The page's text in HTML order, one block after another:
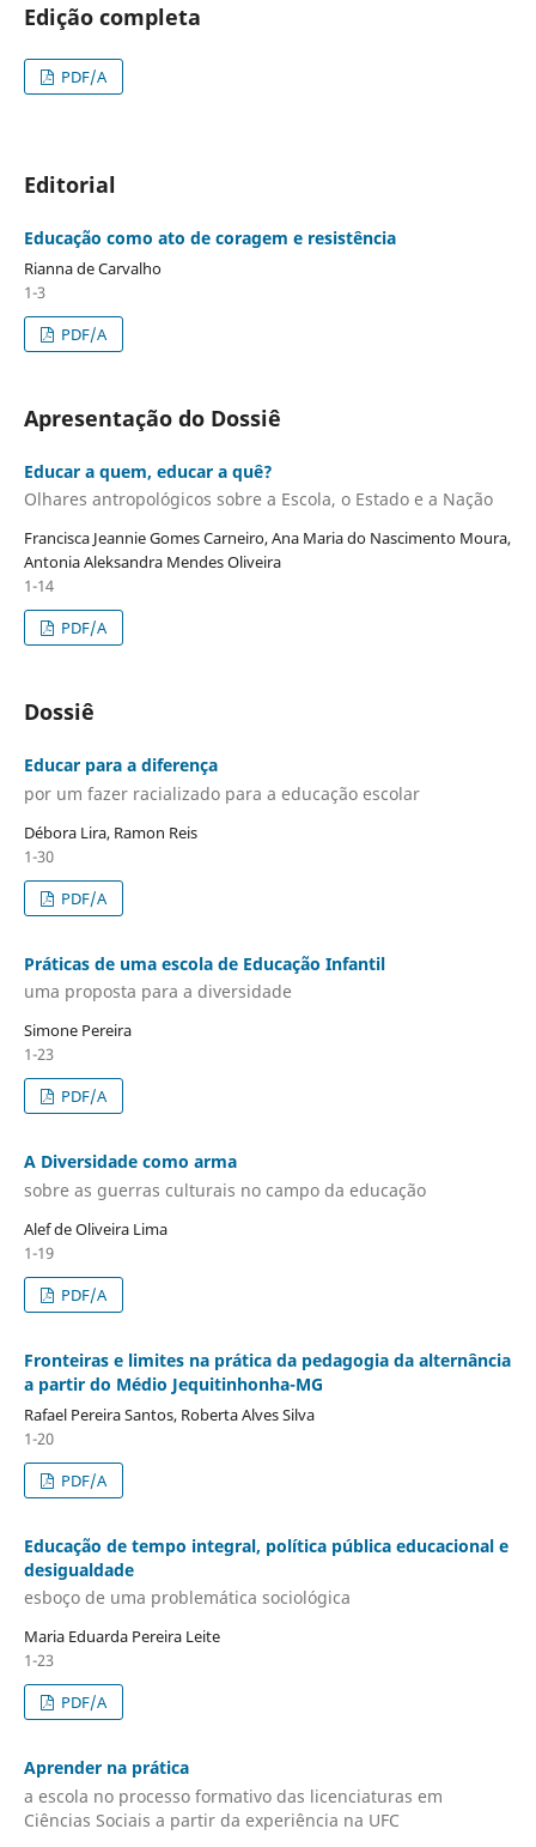
Edição completa
PDF/A
Editorial
Educação como ato de coragem e resistência
Rianna de Carvalho
1-3
PDF/A
Apresentação do Dossiê
Educar a quem, educar a quê?
Olhares antropológicos sobre a Escola, o Estado e a Nação
Francisca Jeannie Gomes Carneiro, Ana Maria do Nascimento Moura,
Antonia Aleksandra Mendes Oliveira
1-14
PDF/A
Dossiê
Educar para a diferença
por um fazer racializado para a educação escolar
Débora Lira, Ramon Reis
1-30
PDF/A
Práticas de uma escola de Educação Infantil
uma proposta para a diversidade
Simone Pereira
1-23
PDF/A
A Diversidade como arma
sobre as guerras culturais no campo da educação
Alef de Oliveira Lima
1-19
PDF/A
Fronteiras e limites na prática da pedagogia da alternância
a partir do Médio Jequitinhonha-MG
Rafael Pereira Santos, Roberta Alves Silva
1-20
PDF/A
Educação de tempo integral, política pública educacional e
desigualdade
esboço de uma problemática sociológica
Maria Eduarda Pereira Leite
1-23
PDF/A
Aprender na prática
a escola no processo formativo das licenciaturas em
Ciências Sociais a partir da experiência na UFC